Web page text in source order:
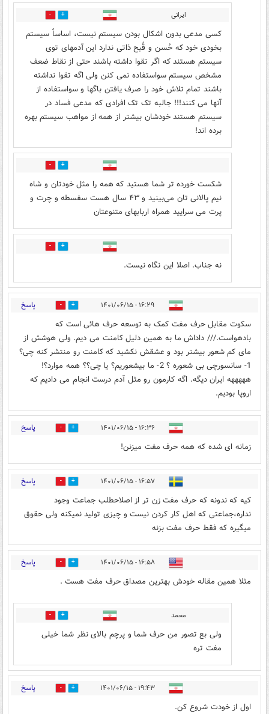
ایرانی 3
کسی مدعی بدون اشکال بودن سیستم نیست، اساساً سیستم
بخودی خود که حُسن و قُبح ذاتی ندارد این آدمهای توی
سیستم هستند که اگر تقوا داشته باشند حتی از نقاط ضعف
مشخص سیستم سواستفاده نمی کنن ولی اگه تقوا نداشته
باشند تمام تلاش خود را صرف یافتن باگها و سواستفاده از
آنها می کنند!!! جالبه تک تک افرادی که مدعی فساد در
سیستم هستند خودشان بیشتر از همه از مواهب سیستم بهره
برده اند!
1
شکست خورده تر شما هستید که همه را مثل خودتان و شاه
نیم پالانی تان می‌بینید و ۴۳ سال هست سفسطه و چرت و
پرت می سرایید همراه اربابهای متنوعتان
0
نه جناب. اصلا این نگاه نیست.
۱۶:۲۹ - ۱۴۰۱/۰۶/۱۵ 0 پاسخ
سکوت مقابل حرف مفت کمک به توسعه حرف هائی است که
بادهواست./// داداش ما به همین دلیل کامنت می دیم. ولی هوشش از
مای کم شعور بیشتر بود و عشقش نکشید که کامنت رو منتشر کنه چی؟
1- سانسورچی بی شعوره ؟ 2- ما بیشعوریم؟ یا چی؟؟ همه موارد؟!
هههههه ایران دیگه. اگه کارمون رو مثل آدم درست انجام می دادیم که
اروپا بودیم.
۱۶:۳۶ - ۱۴۰۱/۰۶/۱۵ 0 پاسخ
زمانه ای شده که همه حرف مفت میزنن!
۱۶:۵۷ - ۱۴۰۱/۰۶/۱۵ 2 پاسخ
کیه که ندونه که حرف مفت زن تر از اصلاحطلب جماعت وجود
نداره،جماعتی که اهل کار کردن نیست و چیزی تولید نمیکنه ولی حقوق
میگیره که فقط حرف مفت بزنه
۱۶:۵۸ - ۱۴۰۱/۰۶/۱۵ 22 پاسخ
مثلا همین مقاله خودش بهترین مصداق حرف مفت هست .
محمد 3
ولی بع تصور من حرف شما و پرچم بالای نظر شما خیلی
مفت تره
۱۹:۴۳ - ۱۴۰۱/۰۶/۱۵ 0 پاسخ
اول از خودت شروع کن.